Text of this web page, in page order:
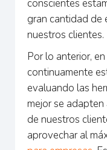
conscientes
gran cantidad de
nuestros clientes.
Por lo anterior,
continuamente
evaluando las
mejor se
de nuestros
aprovechar al